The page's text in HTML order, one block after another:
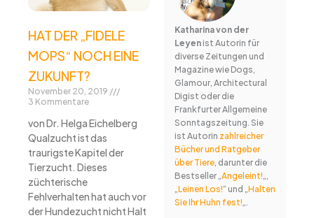
HAT DER „FIDELE
MOPS“ NOCH EINE
ZUKUNFT?
November 20, 2019
3 Kommentare
von Dr. Helga Eichelberg
Qualzucht ist das
traurigste Kapitel der
Tierzucht. Dieses
züchterische
Fehlverhalten hat auch vor
der Hundezucht nicht Halt
Katharina von der
Leyenist Autorin für
diverse Zeitungen und
Magazine wie Dogs,
Glamour, Architectural
Digist oder die
Frankfurter Allgemeine
Sonntagszeitung. Sie
ist Autorin zahlreicher
Bücher und Ratgeber
über Tiere, darunter die
Bestseller „Angeleint!„,
„Leinen Los!“ und „Halten
Sie Ihr Huhn fest!„.